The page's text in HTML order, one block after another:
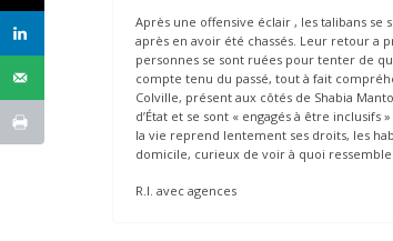
Après une offensive éclair , les talibans
après en avoir été chassés. Leur retour a
personnes se sont ruées pour tenter de
compte tenu du passé, tout à fait
Colville, présent aux côtés de Shabia
d’État et se sont « engagés à être
la vie reprend lentement ses droits, les
domicile, curieux de voir à quoi
R.I. avec agences